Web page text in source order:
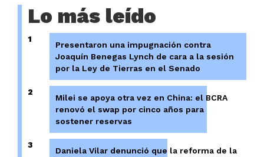
Lo más leído
1
Presentaron una impugnación contra
Joaquín Benegas Lynch de cara a la sesión
por la Ley de Tierras en el Senado
2
Milei se apoya otra vez en China: el BCRA
renovó el swap por cinco años para
sostener reservas
3
Daniela Vilar denunció que la reforma de la